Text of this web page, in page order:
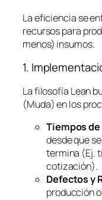
La eficiencia se
recursos para
menos) insumos.
1.
La filosofía Lean
(Muda) en los
Tiempos
desde que
termina (Ej.
cotización).
Defectos y
producción